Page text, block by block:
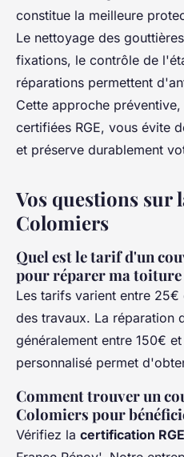
constitue la meilleure
Le nettoyage des
fixations, le contrôle de
réparations permettent
Cette approche
certifiées RGE, vous évite
et préserve durablement
Vos questions sur
Colomiers
Quel est le tarif d'un
pour réparer ma toiture
Les tarifs varient entre
des travaux. La réparation
généralement entre 150€
personnalisé permet
Comment trouver un
Colomiers pour
Vérifiez la certification RGE